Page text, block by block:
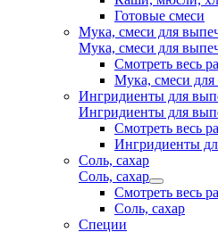
Готовые смеси
Мука, смеси для
Мука, смеси для
Смотреть весь
Мука, смеси
Ингридиенты для
Ингридиенты для
Смотреть весь
Ингридиенты
Соль, сахар
Соль, сахар
Смотреть весь
Соль, сахар
Специи